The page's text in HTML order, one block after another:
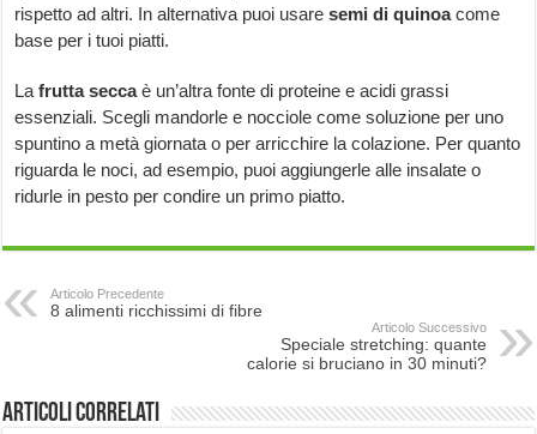
rispetto ad altri. In alternativa puoi usaresemi di quinoacome
base per i tuoi piatti.
Lafrutta seccaè un’altra fonte di proteine e acidi grassi
essenziali. Scegli mandorle e nocciole come soluzione per uno
spuntino a metà giornata o per arricchire la colazione. Per quanto
riguarda le noci, ad esempio, puoi aggiungerle alle insalate o
ridurle in pesto per condire un primo piatto.
Articolo Precedente
8 alimenti ricchissimi di fibre
Articolo Successivo
Speciale stretching: quante
calorie si bruciano in 30 minuti?
Articoli correlati